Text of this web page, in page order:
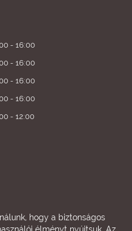
- 16:00
- 16:00
- 16:00
- 16:00
- 12:00
hogy a biztonságos